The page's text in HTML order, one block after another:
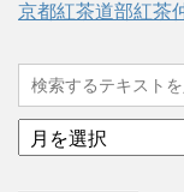
京都紅茶道部紅茶
ア
ー